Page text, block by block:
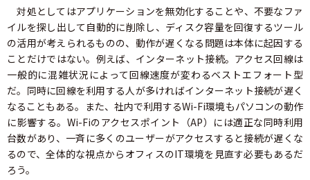
対処としてはアプリケーションを無効化することや、不要なファ
イルを探し出して自動的に削除し、ディスク容量を回復するツール
の活用が考えられるものの、動作が遅くなる問題は本体に起因する
ことだけではない。例えば、インターネット接続。アクセス回線は
一般的に混雑状況によって回線速度が変わるベストエフォート型
だ。同時に回線を利用する人が多ければインターネット接続が遅く
なることもある。また、社内で利用するWi-Fi環境もパソコンの動作
に影響する。Wi-Fiのアクセスポイント（AP）には適正な同時利用
台数があり、一斉に多くのユーザーがアクセスすると接続が遅くな
るので、全体的な視点からオフィスのIT環境を見直す必要もあるだ
ろう。